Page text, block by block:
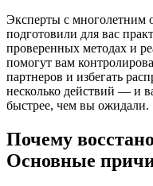
Эксперты с многолетним
подготовили для вас
проверенных методах и
помогут вам
партнеров и избегать
несколько действий — и
быстрее, чем вы ожидали.
Почему
Основные